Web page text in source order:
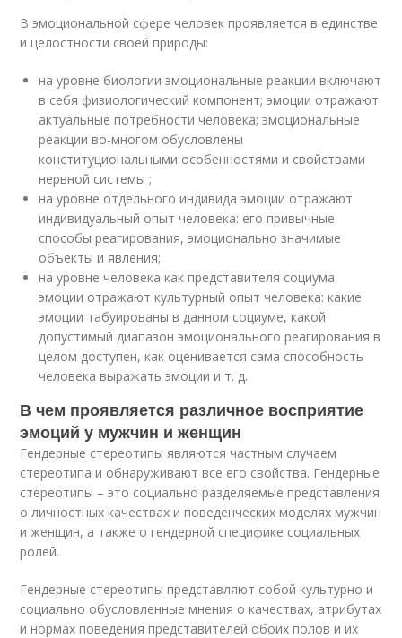
В эмоциональной сфере человек проявляется в единстве
и целостности своей природы:
на уровне биологии эмоциональные реакции включают
в себя физиологический компонент; эмоции отражают
актуальные потребности человека; эмоциональные
реакции во-многом обусловлены
конституциональными особенностями и свойствами
нервной системы ;
на уровне отдельного индивида эмоции отражают
индивидуальный опыт человека: его привычные
способы реагирования, эмоционально значимые
объекты и явления;
на уровне человека как представителя социума
эмоции отражают культурный опыт человека: какие
эмоции табуированы в данном социуме, какой
допустимый диапазон эмоционального реагирования в
целом доступен, как оценивается сама способность
человека выражать эмоции и т. д.
В чем проявляется различное восприятие
эмоций у мужчин и женщин
Гендерные стереотипы являются частным случаем
стереотипа и обнаруживают все его свойства. Гендерные
стереотипы – это социально разделяемые представления
о личностных качествах и поведенческих моделях мужчин
и женщин, а также о гендерной специфике социальных
ролей.
Гендерные стереотипы представляют собой культурно и
социально обусловленные мнения о качествах, атрибутах
и нормах поведения представителей обоих полов и их